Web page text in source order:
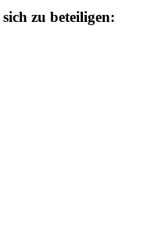
zu beteiligen: